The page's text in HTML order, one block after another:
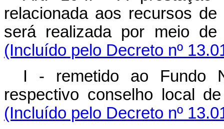
relacionada aos recursos
será realizada por meio
(Incluído pelo Decreto nº
I - remetido ao Fundo
respectivo conselho local
(Incluído pelo Decreto nº